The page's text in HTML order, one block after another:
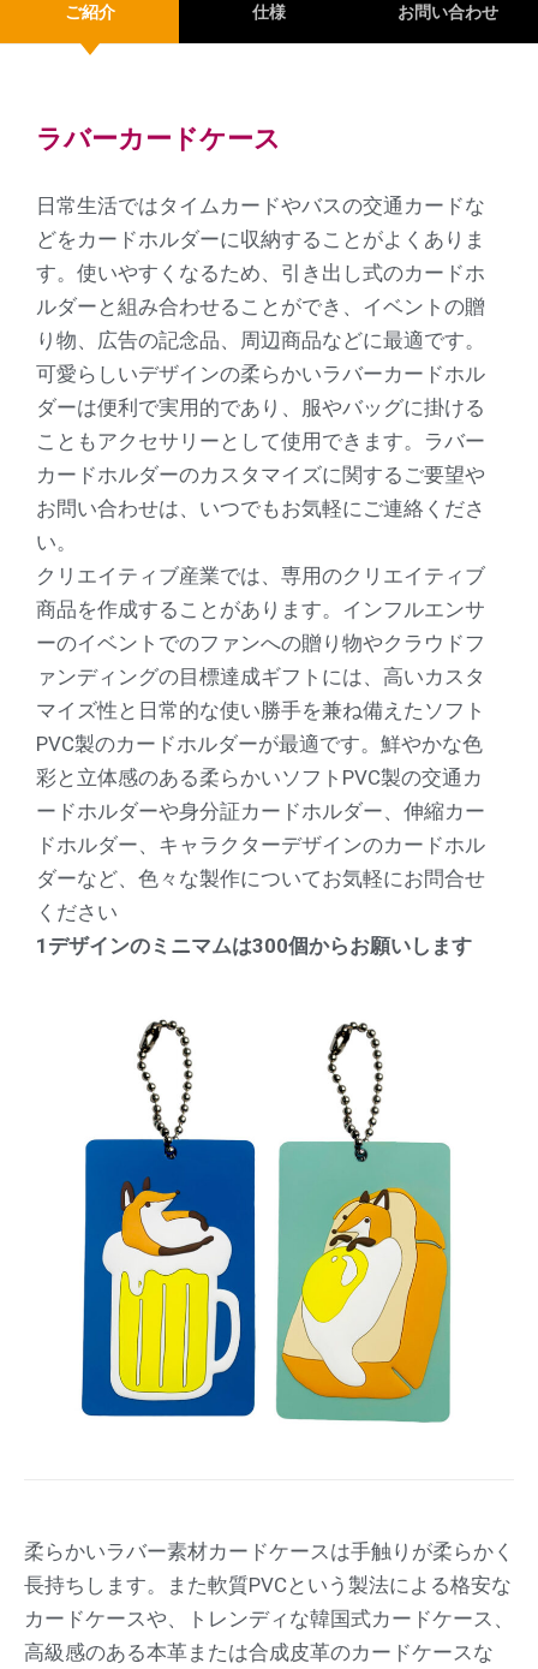
ご紹介 仕様 お問い合わせ
ラバーカードケース
日常生活ではタイムカードやバスの交通カードな
どをカードホルダーに収納することがよくありま
す。使いやすくなるため、引き出し式のカードホ
ルダーと組み合わせることができ、イベントの贈
り物、広告の記念品、周辺商品などに最適です。
可愛らしいデザインの柔らかいラバーカードホル
ダーは便利で実用的であり、服やバッグに掛ける
こともアクセサリーとして使用できます。ラバー
カードホルダーのカスタマイズに関するご要望や
お問い合わせは、いつでもお気軽にご連絡くださ
い。
クリエイティブ産業では、専用のクリエイティブ
商品を作成することがあります。インフルエンサ
ーのイベントでのファンへの贈り物やクラウドフ
ァンディングの目標達成ギフトには、高いカスタ
マイズ性と日常的な使い勝手を兼ね備えたソフト
PVC製のカードホルダーが最適です。鮮やかな色
彩と立体感のある柔らかいソフトPVC製の交通カ
ードホルダーや身分証カードホルダー、伸縮カー
ドホルダー、キャラクターデザインのカードホル
ダーなど、色々な製作についてお気軽にお問合せ
ください
1デザインのミニマムは300個からお願いします
柔らかいラバー素材カードケースは手触りが柔らかく
長持ちします。また軟質PVCという製法による格安な
カードケースや、トレンディな韓国式カードケース、
高級感のある本革または合成皮革のカードケースな